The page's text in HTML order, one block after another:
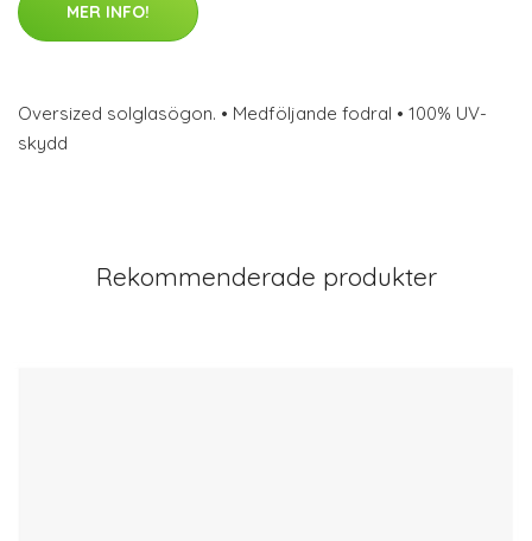
MER INFO!
Oversized solglasögon. • Medföljande fodral • 100% UV-
skydd
Rekommenderade produkter